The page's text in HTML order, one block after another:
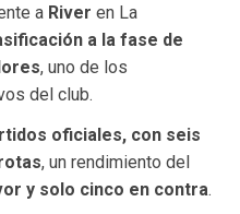
a River en La
a la fase de
, uno de los
del club.
oficiales, con seis
, un rendimiento del
y solo cinco en contra.